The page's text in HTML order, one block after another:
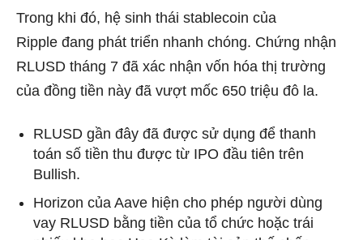
Trong khi đó, hệ sinh thái stablecoin của
Ripple đang phát triển nhanh chóng. Chứng nhận
RLUSD tháng 7 đã xác nhận vốn hóa thị trường
của đồng tiền này đã vượt mốc 650 triệu đô la.
RLUSD gần đây đã được sử dụng để thanh
toán số tiền thu được từ IPO đầu tiên trên
Bullish.
Horizon của Aave hiện cho phép người dùng
vay RLUSD bằng tiền của tổ chức hoặc trái